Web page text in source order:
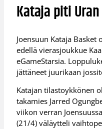
Kataja piti
Joensuun Kataja
edellä vierasjoukkue
eGameStarsia.
jättäneet juurikaan
Katajan tilastoykkönen
takamies Jarred
viikon verran
(21/4) väläytteli